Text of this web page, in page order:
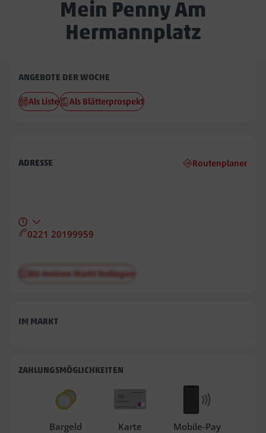
Mein Penny Am
Hermannplatz
Penny
Am
Hermannplatz
ANGEBOTE DER WOCHE
Als Liste Als Blätterprospekt
ADRESSE Routenplaner
0221 20199959
Als meinen Markt festlegen
IM MARKT
ZAHLUNGSMÖGLICHKEITEN
Bargeld Karte Mobile-Pay